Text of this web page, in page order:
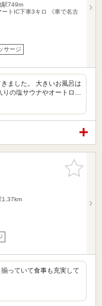
駅749m
ートIC下車3キロ 《車で名古
サージ
ました。 大きいお風呂は
の塩サウナやオートロ…
お気に入
りに追加
1.37km
っていて食事も充実して